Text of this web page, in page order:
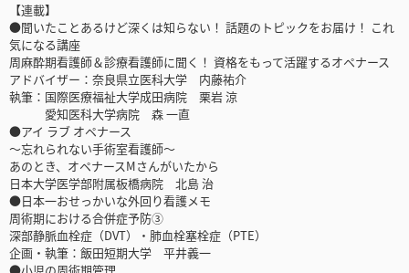
【連載】
●聞いたことあるけど深くは知らない！ 話題のトピックをお届け！ これ
気になる講座
周麻酔期看護師＆診療看護師に聞く！ 資格をもって活躍するオペナース
アドバイザー：奈良県立医科大学 内藤祐介
執筆：国際医療福祉大学成田病院 栗岩 涼
愛知医科大学病院 森 一直
●アイ ラブ オペナース
～忘れられない手術室看護師～
あのとき、オペナースMさんがいたから
日本大学医学部附属板橋病院 北島 治
●日本一おせっかいな外回り看護メモ
周術期における合併症予防③
深部静脈血栓症（DVT）・肺血栓塞栓症（PTE）
企画・執筆：飯田短期大学 平井義一